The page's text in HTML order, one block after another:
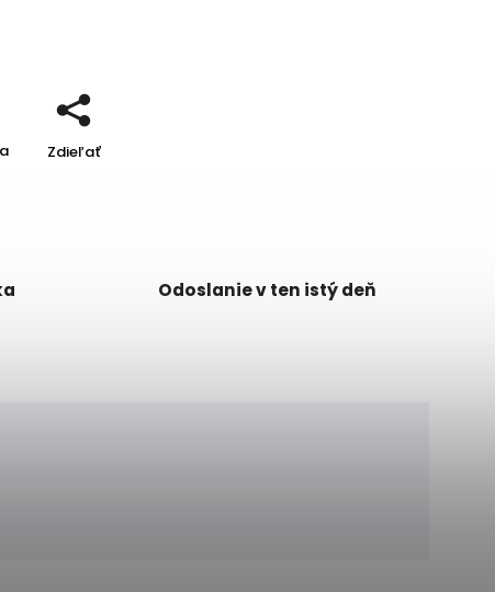
Zdieľať
Odoslanie v ten istý deň